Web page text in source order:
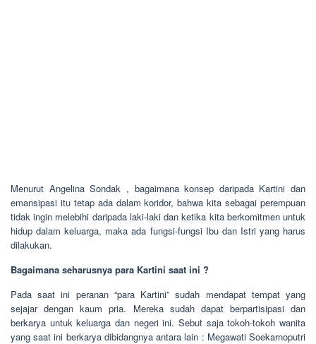
Menurut Angelina Sondak , bagaimana konsep daripada Kartini dan
emansipasi itu tetap ada dalam koridor, bahwa kita sebagai perempuan
tidak ingin melebihi daripada laki-laki dan ketika kita berkomitmen untuk
hidup dalam keluarga, maka ada fungsi-fungsi Ibu dan Istri yang harus
dilakukan.
Bagaimana seharusnya para Kartini saat ini ?
Pada saat ini peranan “para Kartini” sudah mendapat tempat yang
sejajar dengan kaum pria. Mereka sudah dapat berpartisipasi dan
berkarya untuk keluarga dan negeri ini. Sebut saja tokoh-tokoh wanita
yang saat ini berkarya dibidangnya antara lain : Megawati Soekarnoputri